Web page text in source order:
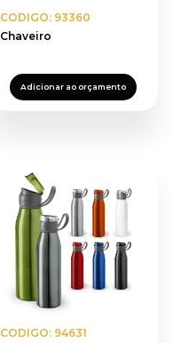
CODIGO: 93360
Chaveiro
Adicionar ao orçamento
CODIGO: 94631